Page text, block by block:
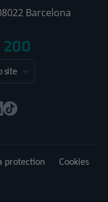
Barcelona
200
site
This
in
Link
protection
Cookies